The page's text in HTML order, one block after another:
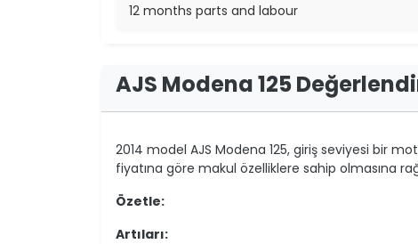
12 months parts and labour
AJS Modena 125
2014 model AJS Modena 125, giriş seviyesi bir
fiyatına göre makul özelliklere sahip olmasına
Özetle:
Artıları: